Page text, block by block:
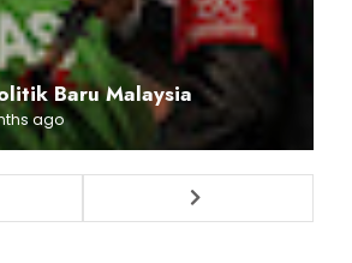
Baru Malaysia
ago